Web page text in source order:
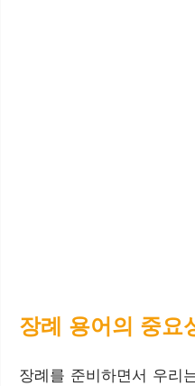
장례 용어의 중요
장례를 준비하면서 우리